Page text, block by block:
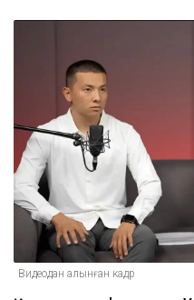
Видеодан алынған кадр